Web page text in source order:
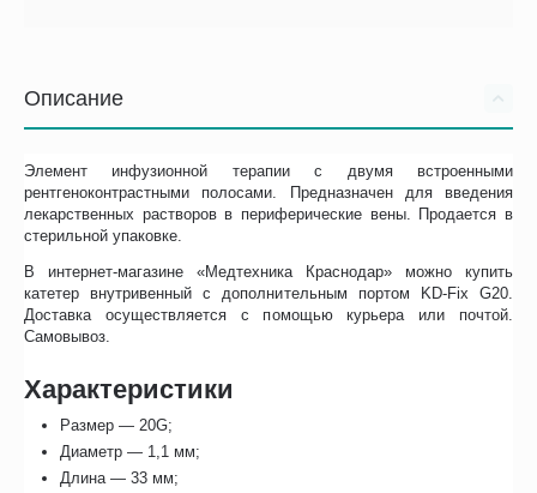
Описание
Элемент инфузионной терапии с двумя встроенными
рентгеноконтрастными полосами. Предназначен для введения
лекарственных растворов в периферические вены. Продается в
стерильной упаковке.
В интернет-магазине «Медтехника Краснодар» можно купить
катетер внутривенный с дополнительным портом KD-Fix G20.
Доставка осуществляется с помощью курьера или почтой.
Самовывоз.
Характеристики
Размер — 20G;
Диаметр — 1,1 мм;
Длина — 33 мм;